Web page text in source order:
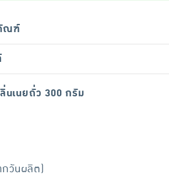
ณฑ์
นเนยถั่ว 300 กรัม
วันผลิต)